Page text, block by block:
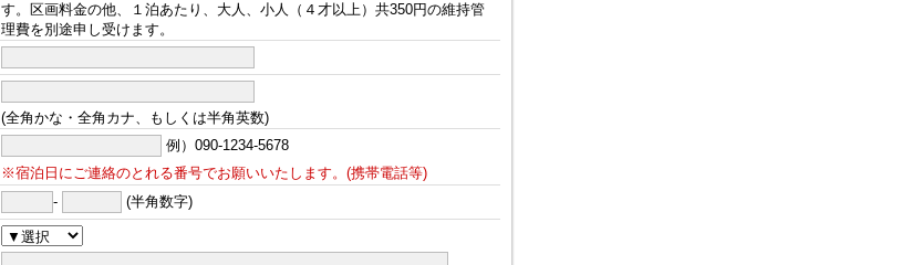
す。区画料金の他、１泊あたり、大人、小人（４才以上）共350円の維持管
理費を別途申し受けます。
(全角かな・全角カナ、もしくは半角英数)
例）090-1234-5678
※宿泊日にご連絡のとれる番号でお願いいたします。(携帯電話等)
- (半角数字)